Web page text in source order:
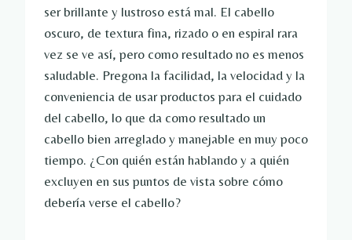
ser brillante y lustroso está mal. El cabello
oscuro, de textura fina, rizado o en espiral rara
vez se ve así, pero como resultado no es menos
saludable. Pregona la facilidad, la velocidad y la
conveniencia de usar productos para el cuidado
del cabello, lo que da como resultado un
cabello bien arreglado y manejable en muy poco
tiempo. ¿Con quién están hablando y a quién
excluyen en sus puntos de vista sobre cómo
debería verse el cabello?